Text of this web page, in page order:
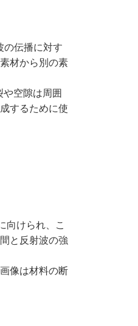
の伝播に対す
材から別の素
空隙は周囲
するために使
向けられ、こ
と反射波の強
像は材料の断